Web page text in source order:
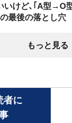
いけど､｢A型→O
最後の落とし穴
もっと見る
者に